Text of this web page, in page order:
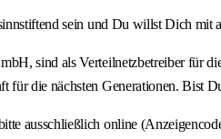
sein und Du willst Dich mit
sind als Verteilnetzbetreiber für
für die nächsten Generationen. Bist
ausschließlich online